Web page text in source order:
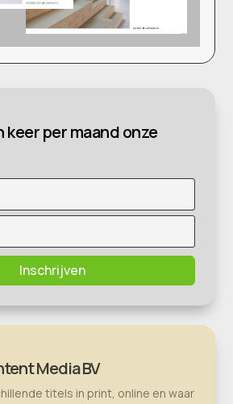
keer per maand onze
Inschrijven
Media BV
titels in print, online en waar